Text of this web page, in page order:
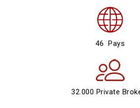
46 Pays
32.000 Private